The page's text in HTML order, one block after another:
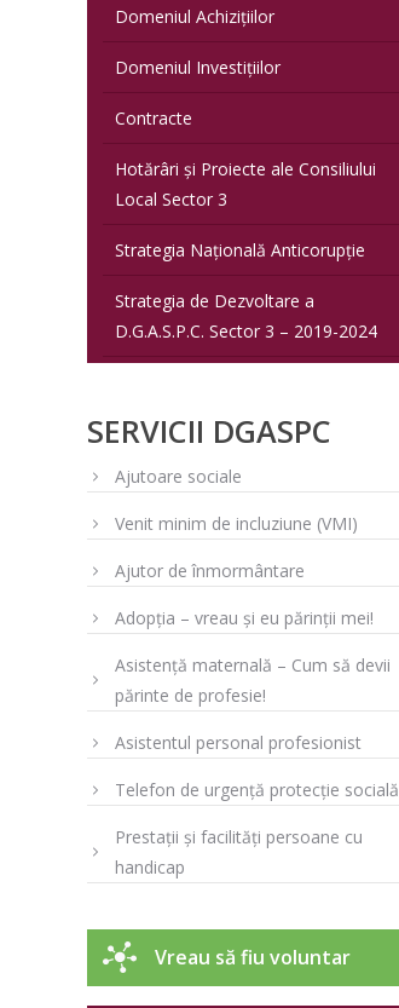
Domeniul Achizițiilor
Domeniul Investițiilor
Contracte
Hotărâri și Proiecte ale Consiliului
Local Sector 3
Strategia Națională Anticorupție
Strategia de Dezvoltare a
D.G.A.S.P.C. Sector 3 – 2019-2024
SERVICII DGASPC
Ajutoare sociale
Venit minim de incluziune (VMI)
Ajutor de înmormântare
Adopția – vreau și eu părinții mei!
Asistență maternală – Cum să devii
părinte de profesie!
Asistentul personal profesionist
Telefon de urgență protecție socială
Prestații și facilități persoane cu
handicap
Vreau să fiu voluntar